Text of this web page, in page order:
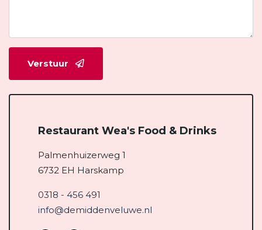
Verstuur
Restaurant Wea's Food & Drinks
Palmenhuizerweg 1
6732 EH Harskamp
0318 - 456 491
info@demiddenveluwe.nl